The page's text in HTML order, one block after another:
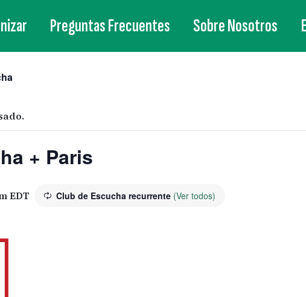
Preguntas Frecuentes Sobre Nosotros
+ Paris
EDT Club de Escucha recurrente (Ver todos)